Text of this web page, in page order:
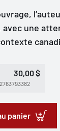
avec une
30,00 $
panier